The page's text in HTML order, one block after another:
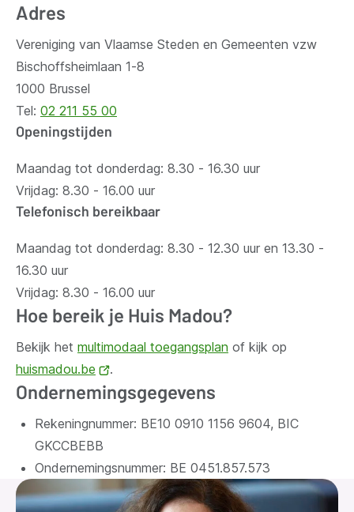
Adres
Vereniging van Vlaamse Steden en Gemeenten vzw
Bischoffsheimlaan 1-8
1000 Brussel
Tel: 02 211 55 00
Openingstijden
Maandag tot donderdag: 8.30 - 16.30 uur
Vrijdag: 8.30 - 16.00 uur
Telefonisch bereikbaar
Maandag tot donderdag: 8.30 - 12.30 uur en 13.30 -
16.30 uur
Vrijdag: 8.30 - 16.00 uur
Hoe bereik je Huis Madou?
Bekijk het multimodaal toegangsplan of kijk op
huismadou.be
(opent
nieuw
.
Ondernemingsgegevens
Rekeningnummer: BE10 0910 1156 9604, BIC
GKCCBEBB
Ondernemingsnummer: BE 0451.857.573